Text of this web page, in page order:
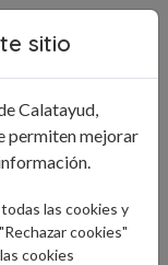
sitio
Calatayud,
permiten mejorar
las cookies y
cookies"
cookies